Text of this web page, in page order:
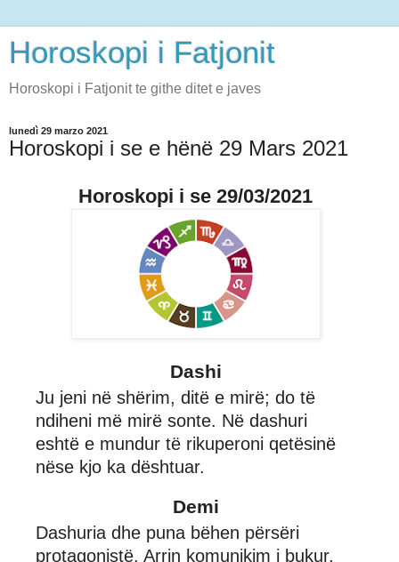
Horoskopi i Fatjonit
Horoskopi i Fatjonit te githe ditet e javes
lunedì 29 marzo 2021
Horoskopi i se e hënë 29 Mars 2021
Horoskopi i se 29/03/2021
Dashi
Ju jeni në shërim, ditë e mirë; do të
ndiheni më mirë sonte. Në dashuri
eshtë e mundur të rikuperoni qetësinë
nëse kjo ka dështuar.
Demi
Dashuria dhe puna bëhen përsëri
protagonistë. Arrin komunikim i bukur.